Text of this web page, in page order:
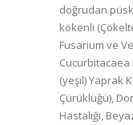
doğrudan
kökenli
Fusarium ve
Cucurbitacaea
(yeşil) Yaprak
Çürüklüğü),
Hastalığı,